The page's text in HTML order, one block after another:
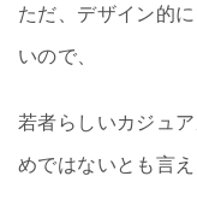
ただ、デザイン的
いので、
若者らしいカジュ
めではないとも言